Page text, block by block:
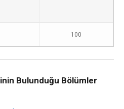
100
Bulunduğu Bölümler